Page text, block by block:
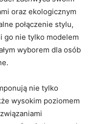
⁣oraz ekologicznym
połączenie stylu,
go nie tylko modelem
wyborem‍ dla ‍osób
nie tylko
wysokim poziomem